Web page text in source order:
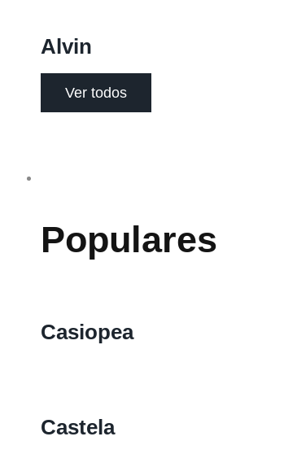
Alvin
Ver todos
Populares
Casiopea
Castela